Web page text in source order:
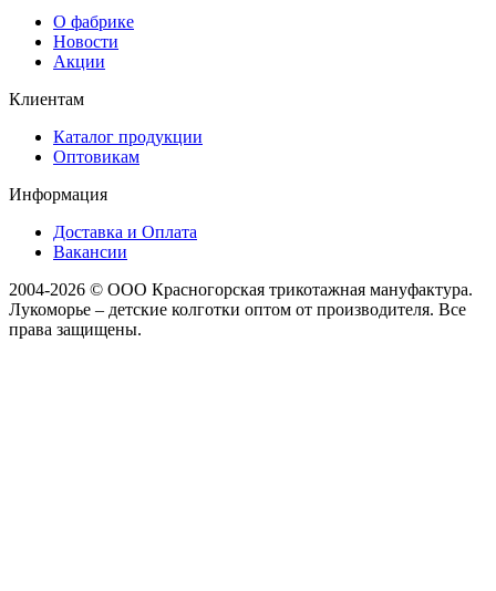
О фабрике
Новости
Акции
Клиентам
Каталог продукции
Оптовикам
Информация
Доставка и Оплата
Вакансии
2004-2026 © ООО Красногорская трикотажная мануфактура.
Лукоморье – детские колготки оптом от производителя. Все
права защищены.